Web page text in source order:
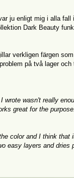
ju enligt mig i alla
Dark Beauty
verkligen färgen
på två lager
wasn't really
great for the
color and I think
easy layers and